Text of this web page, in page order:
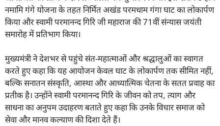
नमामि गंगे योजना के तहत निर्मित अखंड परमधाम गंगा घाट का लोकार्पण
किया और स्वामी परमानन्द गिरि जी महाराज की 71वीं संन्यास जयंती
समारोह में प्रतिभाग किया।
मुख्यमंत्री ने देशभर से पहुंचे संत-महात्माओं और श्रद्धालुओं का स्वागत
करते हुए कहा कि यह आयोजन केवल घाट के लोकार्पण तक सीमित नहीं,
बल्कि सनातन संस्कृति, आस्था और आध्यात्मिक चेतना के सतत प्रवाह का
प्रतीक है। उन्होंने स्वामी परमानन्द गिरि के जीवन को तप, त्याग और
साधना का अनुपम उदाहरण बताते हुए कहा कि उनके विचार समाज को
सेवा और मानव कल्याण की दिशा देते हैं।